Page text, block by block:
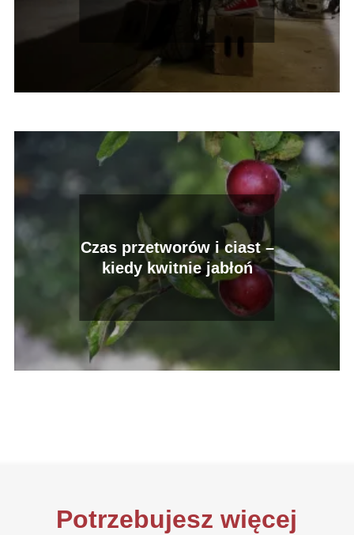
Czas przetworów i ciast –
kiedy kwitnie jabłoń
Potrzebujesz więcej